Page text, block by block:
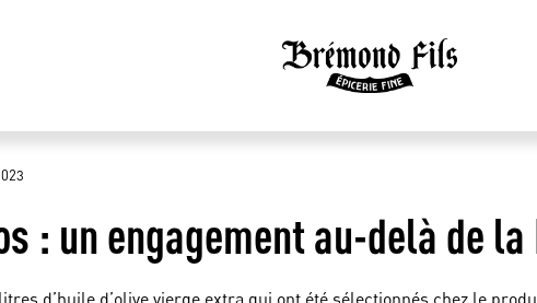
: un engagement au-delà de la
d’huile d’olive vierge extra qui ont été sélectionnés chez le